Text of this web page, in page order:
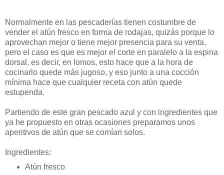
Normalmente en las pescaderías tienen costumbre de
vender el atún fresco en forma de rodajas, quizás porque lo
aprovechan mejor o tiene mejor presencia para su venta,
pero el caso es que es mejor el corte en paralelo a la espina
dorsal, es decir, en lomos, esto hace que a la hora de
cocinarlo quede más jugoso, y eso junto a una cocción
mínima hace que cualquier receta con atún quede
estupenda.
Partiendo de este gran pescado azul y con ingredientes que
ya he propuesto en otras ocasiones preparamos unos
aperitivos de atún que se comían solos.
Ingredientes:
Atún fresco